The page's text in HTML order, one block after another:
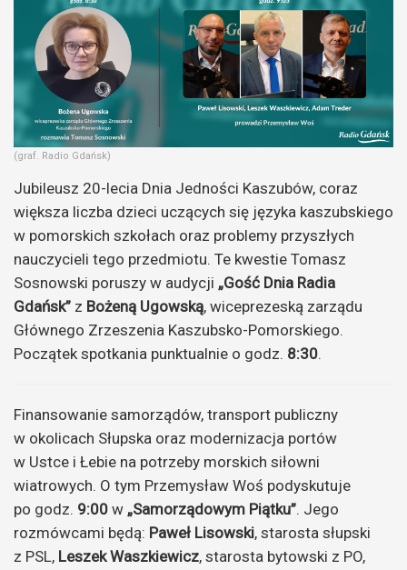
(graf. Radio Gdańsk)
Jubileusz 20-lecia Dnia Jedności Kaszubów, coraz
większa liczba dzieci uczących się języka kaszubskiego
w pomorskich szkołach oraz problemy przyszłych
nauczycieli tego przedmiotu. Te kwestie Tomasz
Sosnowski poruszy w audycji „Gość Dnia Radia
Gdańsk” z Bożeną Ugowską, wiceprezeską zarządu
Głównego Zrzeszenia Kaszubsko-Pomorskiego.
Początek spotkania punktualnie o godz. 8:30.
Finansowanie samorządów, transport publiczny
w okolicach Słupska oraz modernizacja portów
w Ustce i Łebie na potrzeby morskich siłowni
wiatrowych. O tym Przemysław Woś podyskutuje
po godz. 9:00 w „Samorządowym Piątku”. Jego
rozmówcami będą: Paweł Lisowski, starosta słupski
z PSL, Leszek Waszkiewicz, starosta bytowski z PO,